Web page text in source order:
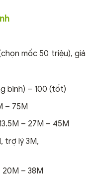
mốc 50 triệu), giá
bình) – 100 (tốt)
– 75M
– 27M – 45M
trợ lý 3M,
– 38M